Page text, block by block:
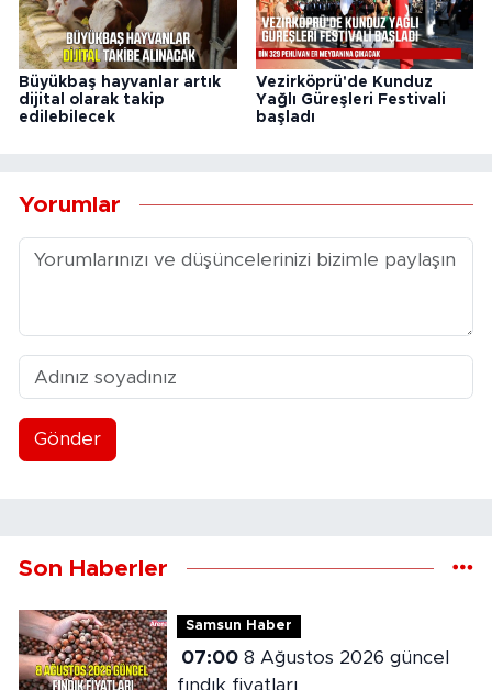
Büyükbaş hayvanlar artık
dijital olarak takip
edilebilecek
Vezirköprü'de Kunduz
Yağlı Güreşleri Festivali
başladı
Yorumlar
Gönder
Son Haberler
Samsun Haber
07:008 Ağustos 2026 güncel
fındık fiyatları